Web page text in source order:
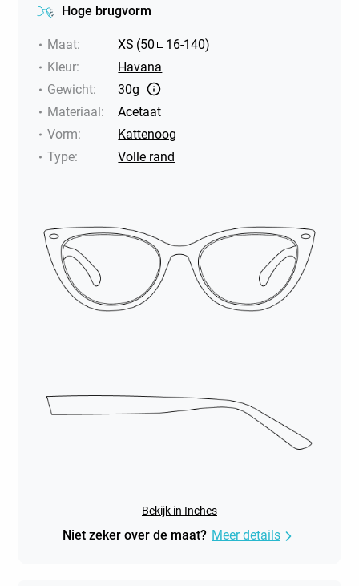
Hoge brugvorm
Maat: XS (50 16-140)
Kleur:
Havana
Gewicht:
30g
Materiaal:
Acetaat
Vorm:
Kattenoog
Type: Volle rand
Bekijk in Inches
Niet zeker over de maat? Meer details